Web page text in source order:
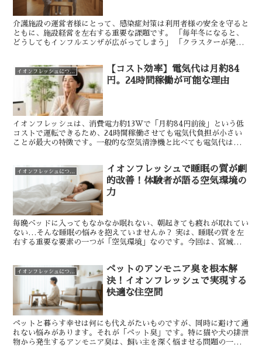
介護施設の運営者様にとって、感染症対策は利用者様の安全を守ると
ともに、施設経営を左右する重要な課題です。 「毎年冬になると、
どうしてもインフルエンザが広がってしまう」 「クラスターが発生
イオンフレッシュについて
【コスト効率】電気代は月約84
円。24時間稼働が可能な理由
イオンフレッシュは、消費電力約13Wで「月約84円前後」という低
コストで運転できるため、24時間稼働させても電気代負担が小さい
ことが最大の特徴です。一般的な空気清浄機と比べても電気代は十分
イオンフレッシュについて
イオンフレッシュで睡眠の質が劇
的改善！体験者が語る空気環境の
力
毎晩ベッドに入ってもなかなか眠れない、朝起きても疲れが取れてい
ない…そんな睡眠の悩みを抱えていませんか？ 実は、睡眠の質を左
右する重要な要素の一つが「空気環境」なのです。今回は、宮城県在
ペットのアンモニア臭を根本解
決！イオンフレッシュで実現する
快適な住空間
ペットと暮らす幸せは何にも代えがたいものですが、同時に避けて通
れない悩みがあります。それが「ペット臭」です。特に猫や犬の排泄
物から発生するアンモニア臭は、飼い主を深く悩ませる問題の一つで